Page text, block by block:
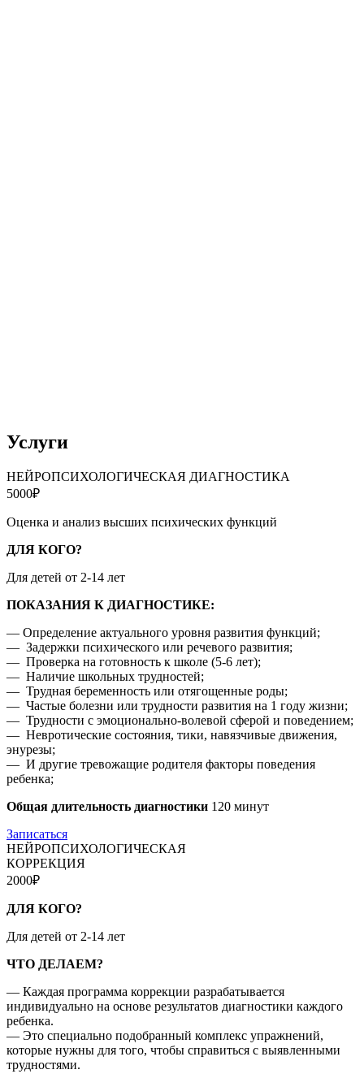
Услуги
НЕЙРОПСИХОЛОГИЧЕСКАЯ ДИАГНОСТИКА
5000₽
Оценка и анализ высших психических функций
ДЛЯ КОГО?
Для детей от 2-14 лет
ПОКАЗАНИЯ К ДИАГНОСТИКЕ:
— Определение актуального уровня развития функций;
— Задержки психического или речевого развития;
— Проверка на готовность к школе (5-6 лет);
— Наличие школьных трудностей;
— Трудная беременность или отягощенные роды;
— Частые болезни или трудности развития на 1 году жизни;
— Трудности с эмоционально-волевой сферой и поведением;
— Невротические состояния, тики, навязчивые движения,
энурезы;
— И другие тревожащие родителя факторы поведения
ребенка;
Общая длительность диагностики 120 минут
Записаться
НЕЙРОПСИХОЛОГИЧЕСКАЯ
КОРРЕКЦИЯ
2000₽
ДЛЯ КОГО?
Для детей от 2-14 лет
ЧТО ДЕЛАЕМ?
— Каждая программа коррекции разрабатывается
индивидуально на основе результатов диагностики каждого
ребенка.
— Это специально подобранный комплекс упражнений,
которые нужны для того, чтобы справиться с выявленными
трудностями.